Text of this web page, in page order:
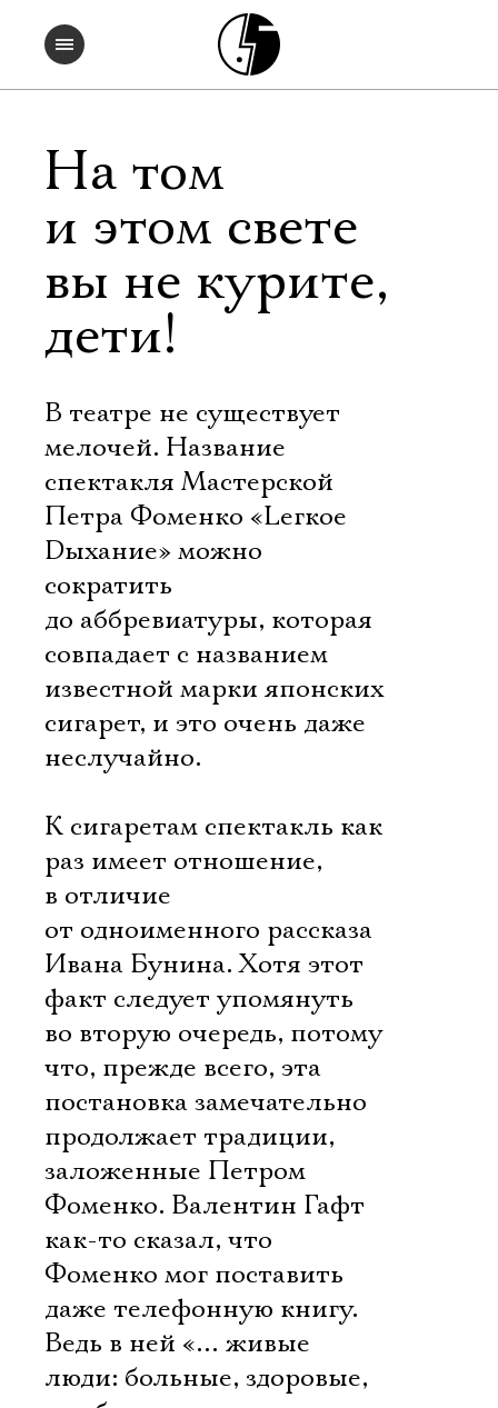
На том
и этом свете
вы не курите,
дети!
В театре не существует
мелочей. Название
спектакля Мастерской
Петра Фоменко «Lегкое
Dыхание» можно
сократить
до аббревиатуры, которая
совпадает с названием
известной марки японских
сигарет, и это очень даже
неслучайно.
К сигаретам спектакль как
раз имеет отношение,
в отличие
от одноименного рассказа
Ивана Бунина. Хотя этот
факт следует упомянуть
во вторую очередь, потому
что, прежде всего, эта
постановка замечательно
продолжает традиции,
заложенные Петром
Фоменко. Валентин Гафт
как-то сказал, что
Фоменко мог поставить
даже телефонную книгу.
Ведь в ней «… живые
люди: больные, здоровые,